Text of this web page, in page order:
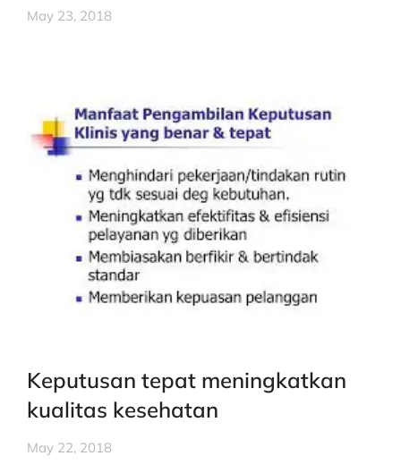
May 23, 2018
Keputusan tepat meningkatkan
kualitas kesehatan
May 22, 2018